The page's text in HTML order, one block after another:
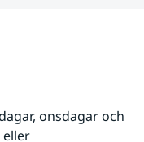
onsdagar och
eller